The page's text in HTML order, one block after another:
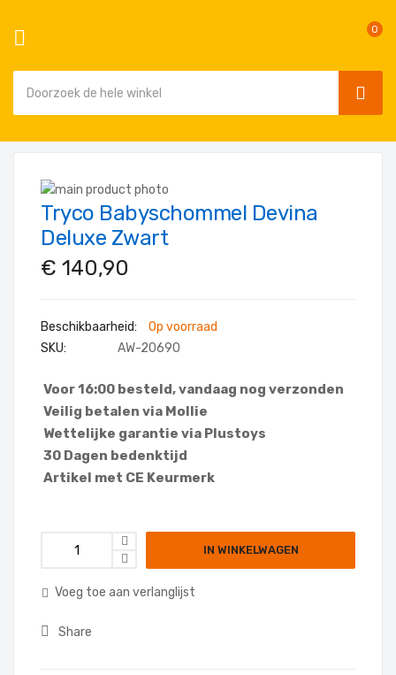
0
Ga
naar
het
van
Ga
naar
begin
Tryco Babyschommel Devina
Deluxe Zwart
€ 140,90
Op voorraad
SKU
AW-20690
Voor 16:00 besteld, vandaag nog verzonden
Veilig betalen via Mollie
Wettelijke garantie via Plustoys
30 Dagen bedenktijd
Artikel met CE Keurmerk
IN WINKELWAGEN
Voeg toe aan verlanglijst
Share